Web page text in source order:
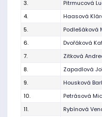
3.
Pitrmucová
4.
Haasová
5.
Podlešáková
6.
Dvořáková
7.
Zitková
8.
Zapadlová
9.
Housková
10.
Petrásová
11.
Rybínová